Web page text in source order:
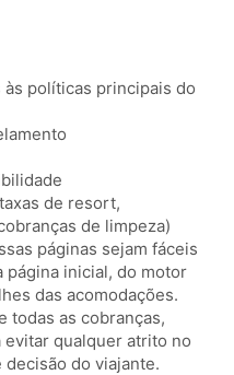
políticas principais do
de resort,
de limpeza)
páginas sejam fáceis
inicial, do motor
das acomodações.
todas as cobranças,
evitar qualquer atrito no
do viajante.